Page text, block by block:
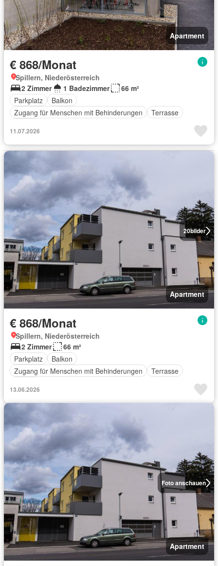
Apartment
€ 868/Monat
Spillern, Niederösterreich
2 Zimmer
1 Badezimmer
66 m²
Parkplatz
Balkon
Zugang für Menschen mit Behinderungen
Terrasse
11.07.2026
20bilder
Apartment
€ 868/Monat
Spillern, Niederösterreich
2 Zimmer
66 m²
Parkplatz
Balkon
Zugang für Menschen mit Behinderungen
Terrasse
13.06.2026
Foto anschauen
Apartment